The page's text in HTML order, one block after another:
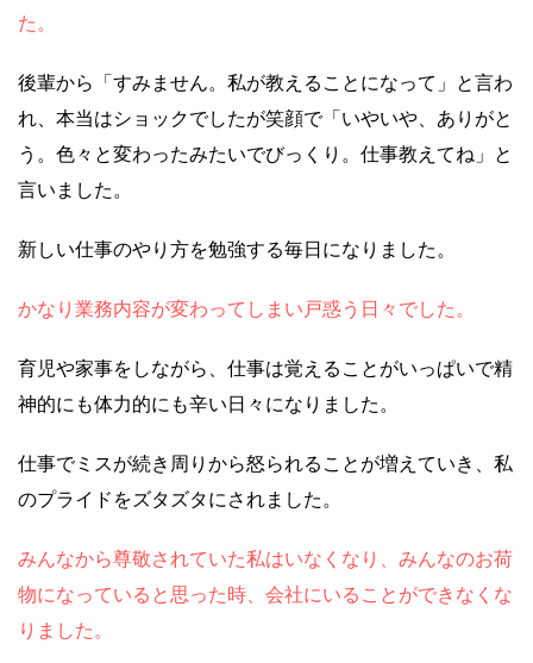
た。
後輩から「すみません。私が教えることになって」と言わ
れ、本当はショックでしたが笑顔で「いやいや、ありがと
う。色々と変わったみたいでびっくり。仕事教えてね」と
言いました。
新しい仕事のやり方を勉強する毎日になりました。
かなり業務内容が変わってしまい戸惑う日々でした。
育児や家事をしながら、仕事は覚えることがいっぱいで精
神的にも体力的にも辛い日々になりました。
仕事でミスが続き周りから怒られることが増えていき、私
のプライドをズタズタにされました。
みんなから尊敬されていた私はいなくなり、みんなのお荷
物になっていると思った時、会社にいることができなくな
りました。